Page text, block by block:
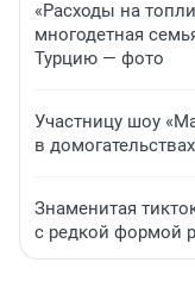
«Расходы на
многодетная
Турцию — фото
Участницу шоу
в
Знаменитая
с редкой формой